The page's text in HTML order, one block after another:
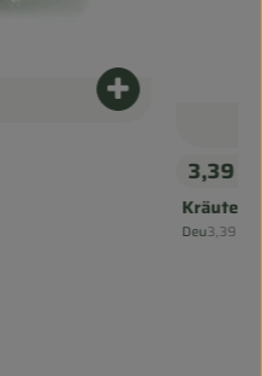
Produkt zum
, Preis:
3,39 €
, Herkunft:
Deu,3,39 €